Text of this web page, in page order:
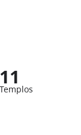
11
Templos